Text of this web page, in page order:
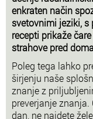
enkraten način
svetovnimi jeziki,
recepti prikaže
strahove pred
Poleg tega lahko
širjenju naše
znanje z
preverjanje
dan, ne najdete